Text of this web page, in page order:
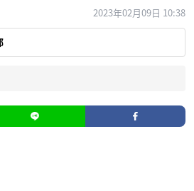
2023年02月09日 10:38